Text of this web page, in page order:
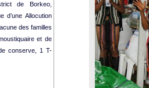
de Borkeo,
d’une Allocution
des familles
et de
conserve, 1 T-
Départ de
Cérémonie
Spectacle
Lettres de
Audience
Célébration